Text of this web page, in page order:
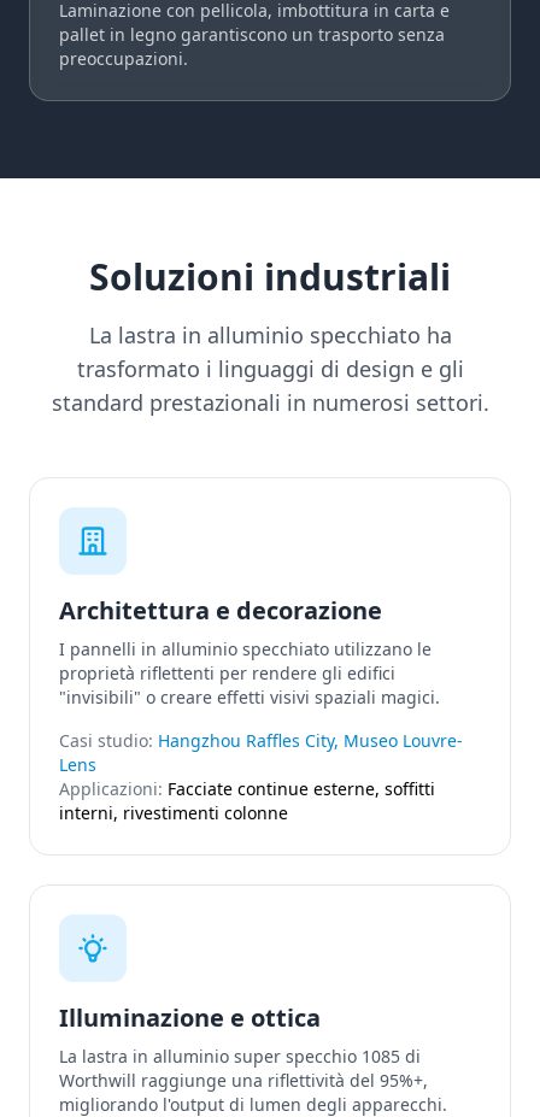
Laminazione con pellicola, imbottitura in carta e
pallet in legno garantiscono un trasporto senza
preoccupazioni.
Soluzioni industriali
La lastra in alluminio specchiato ha
trasformato i linguaggi di design e gli
standard prestazionali in numerosi settori.
Architettura e decorazione
I pannelli in alluminio specchiato utilizzano le
proprietà riflettenti per rendere gli edifici
"invisibili" o creare effetti visivi spaziali magici.
Casi studio: Hangzhou Raffles City, Museo Louvre-
Lens
Applicazioni: Facciate continue esterne, soffitti
interni, rivestimenti colonne
Illuminazione e ottica
La lastra in alluminio super specchio 1085 di
Worthwill raggiunge una riflettività del 95%+,
migliorando l'output di lumen degli apparecchi.